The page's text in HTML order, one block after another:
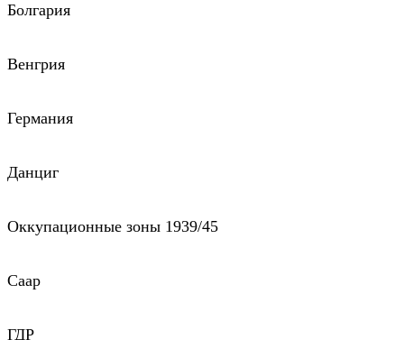
Болгария
Венгрия
Германия
Данциг
Оккупационные зоны 1939/45
Саар
ГДР